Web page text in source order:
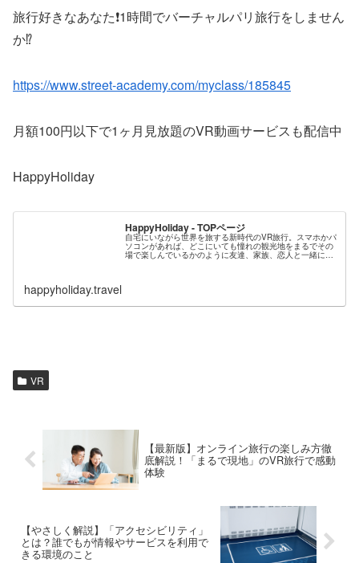
旅行好きなあなた❗1時間でバーチャルパリ旅行をしません
か⁉️
https://www.street-academy.com/myclass/185845
月額100円以下で1ヶ月見放題のVR動画サービスも配信中
HappyHoliday
HappyHoliday - TOPページ
自宅にいながら世界を旅する新時代のVR旅行。スマホかパ
ソコンがあれば、どこにいても憧れの観光地をまるでその
場で楽しんでいるかのように友達、家族、恋人と一緒に会
happyholiday.travel
VR
【最新版】オンライン旅行の楽しみ方徹
底解説！「まるで現地」のVR旅行で感動
体験
【やさしく解説】「アクセシビリティ」
とは？誰でもが情報やサービスを利用で
きる環境のこと